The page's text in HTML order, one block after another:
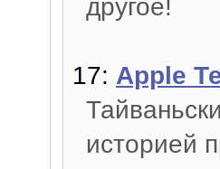
другое!
17: Apple
историей